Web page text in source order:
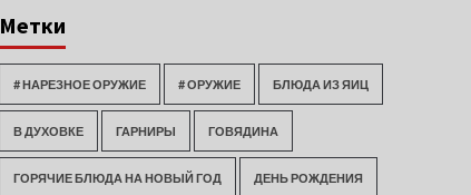
Метки
# НАРЕЗНОЕ ОРУЖИЕ # ОРУЖИЕ БЛЮДА ИЗ ЯИЦ
В ДУХОВКЕ ГАРНИРЫ ГОВЯДИНА
ГОРЯЧИЕ БЛЮДА НА НОВЫЙ ГОД ДЕНЬ РОЖДЕНИЯ